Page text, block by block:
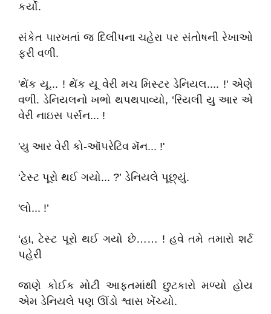
કર્યો.
સંકેત પારખતાં જ દિલીપના ચહેરા પર સંતોષની રેખાઓ
ફરી વળી.
'થેંક યૂ... ! થેંક યૂ વેરી મચ મિસ્ટર ડેનિયલ.... !' એણે
વળી. ડેનિયલનો ખભો થપથપાવ્યો, ‘રિયલી યુ આર એ
વેરી નાઇસ પર્સન... !
'યુ આર વેરી કો-ઑપરેટિવ મૅન... !'
‘ટેસ્ટ પૂરો થઈ ગયો... ?’ ડેનિયલે પૂછ્યું.
'લો... !’
‘હા, ટેસ્ટ પૂરો થઈ ગયો છે…… ! હવે તમે તમારો શર્ટ
પહેરી
જાણે કોઈક મોટી આફતમાંથી છુટકારો મળ્યો હોય
એમ ડેનિયલે પણ ઊંડો શ્વાસ ખેંચ્યો.